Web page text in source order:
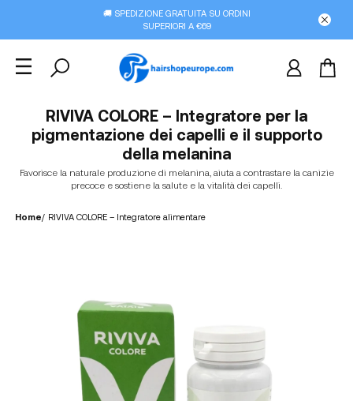
🚚 SPEDIZIONE GRATUITA SU ORDINI
SUPERIORI A €69
RIVIVA COLORE – Integratore per la
pigmentazione dei capelli e il supporto
della melanina
Favorisce la naturale produzione di melanina, aiuta a contrastare la canizie
precoce e sostiene la salute e la vitalità dei capelli.
Home/ RIVIVA COLORE – Integratore alimentare